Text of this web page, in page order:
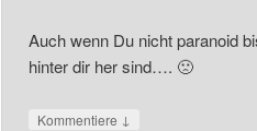
Auch wenn Du nicht paranoid
hinter dir her sind…. 🙁
Kommentiere ↓